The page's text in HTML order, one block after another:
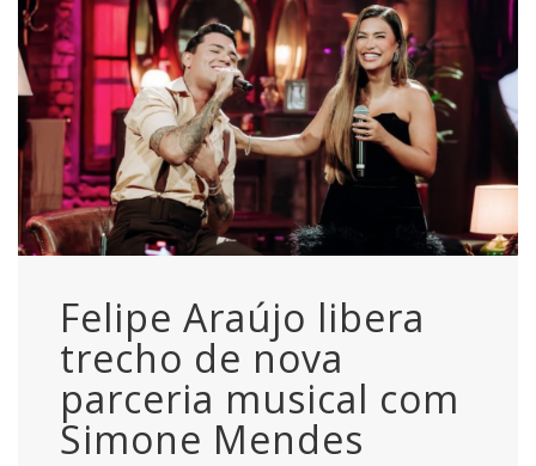
Felipe Araújo libera
trecho de nova
parceria musical com
Simone Mendes